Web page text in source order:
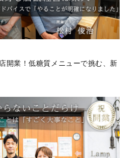
開業！低糖質メニューで挑む、新